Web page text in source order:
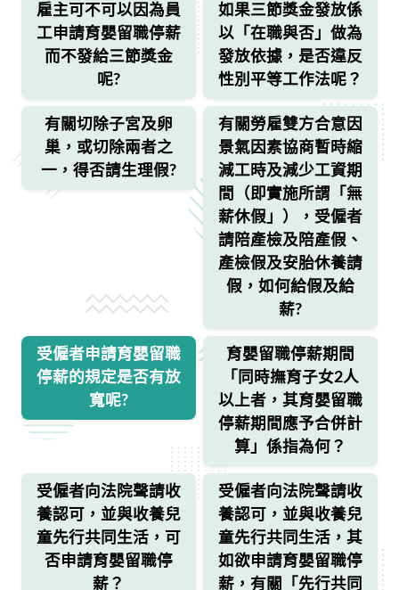
雇主可不可以因為員
工申請育嬰留職停薪
而不發給三節獎金
呢?
如果三節獎金發放係
以「在職與否」做為
發放依據，是否違反
性別平等工作法呢？
有關切除子宮及卵
巢，或切除兩者之
一，得否請生理假?
有關勞雇雙方合意因
景氣因素協商暫時縮
減工時及減少工資期
間（即實施所謂「無
薪休假」），受僱者
請陪產檢及陪產假、
產檢假及安胎休養請
假，如何給假及給
薪?
受僱者申請育嬰留職
停薪的規定是否有放
寬呢?
育嬰留職停薪期間
「同時撫育子女2人
以上者，其育嬰留職
停薪期間應予合併計
算」係指為何？
受僱者向法院聲請收
養認可，並與收養兒
童先行共同生活，可
否申請育嬰留職停
薪？
受僱者向法院聲請收
養認可，並與收養兒
童先行共同生活，其
如欲申請育嬰留職停
薪，有關「先行共同